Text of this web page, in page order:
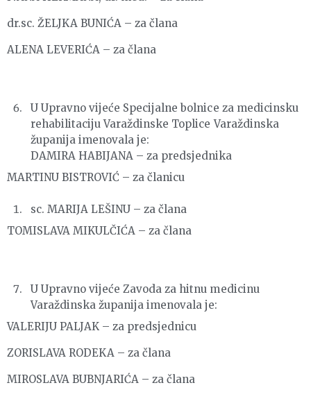
dr.sc. ŽELJKA BUNIĆA – za člana
ALENA LEVERIĆA – za člana
U Upravno vijeće Specijalne bolnice za medicinsku
rehabilitaciju Varaždinske Toplice Varaždinska
županija imenovala je:
DAMIRA HABIJANA – za predsjednika
MARTINU BISTROVIĆ – za članicu
sc. MARIJA LEŠINU – za člana
TOMISLAVA MIKULČIĆA – za člana
U Upravno vijeće Zavoda za hitnu medicinu
Varaždinska županija imenovala je:
VALERIJU PALJAK – za predsjednicu
ZORISLAVA RODEKA – za člana
MIROSLAVA BUBNJARIĆA – za člana